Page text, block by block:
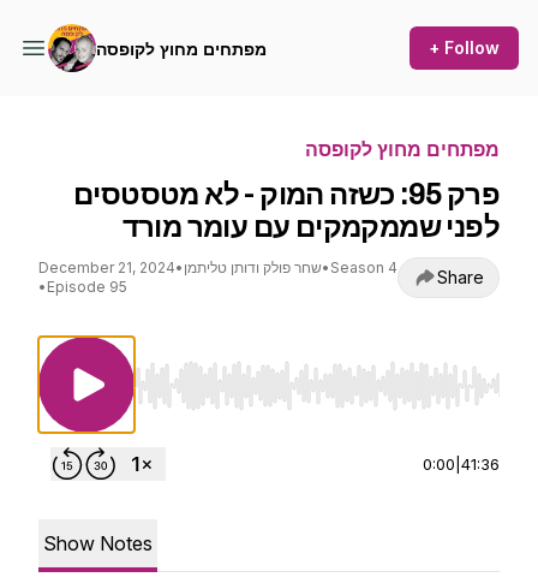
מפתחים מחוץ לקופסה + Follow
מפתחים מחוץ לקופסה
פרק 95: כשזה המוק - לא מטסטסים
לפני שממקמקים עם עומר מורד
December 21, 2024• שחר פולק ודותן טליתמן• Season 4
• Episode 95 Share
Use Left/Right to seek, Home/End to jump to
0:00 41:36
Show Notes